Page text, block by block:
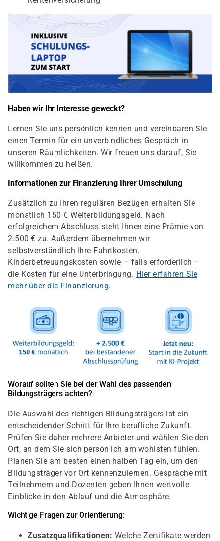
Haben wir Ihr Interesse geweckt?
Lernen Sie uns persönlich kennen und vereinbaren Sie
einen Termin für ein unverbindliches Gespräch in
unseren Räumlichkeiten. Wir freuen uns darauf, Sie
willkommen zu heißen.
Informationen zur Finanzierung Ihrer Umschulung
Zusätzlich zu Ihren regulären Bezügen erhalten Sie
monatlich 150 € Weiterbildungsgeld. Nach
erfolgreichem Abschluss steht Ihnen eine Prämie von
2.500 € zu. Außerdem übernehmen wir
selbstverständlich Ihre Fahrtkosten,
Kinderbetreuungskosten sowie – falls erforderlich –
die Kosten für eine Unterbringung. Hier erfahren Sie
mehr über die Finanzierung.
Worauf sollten Sie bei der Wahl des passenden
Bildungsträgers achten?
Die Auswahl des richtigen Bildungsträgers ist ein
entscheidender Schritt für Ihre berufliche Zukunft.
Prüfen Sie daher mehrere Anbieter und wählen Sie den
Ort, an dem Sie sich persönlich am wohlsten fühlen.
Planen Sie am besten einen halben Tag ein, um den
Bildungsträger vor Ort kennenzulernen. Gespräche mit
Teilnehmern und Dozenten geben Ihnen wertvolle
Einblicke in den Ablauf und die Atmosphäre.
Wichtige Fragen zur Orientierung:
Zusatzqualifikationen: Welche Zertifikate werden